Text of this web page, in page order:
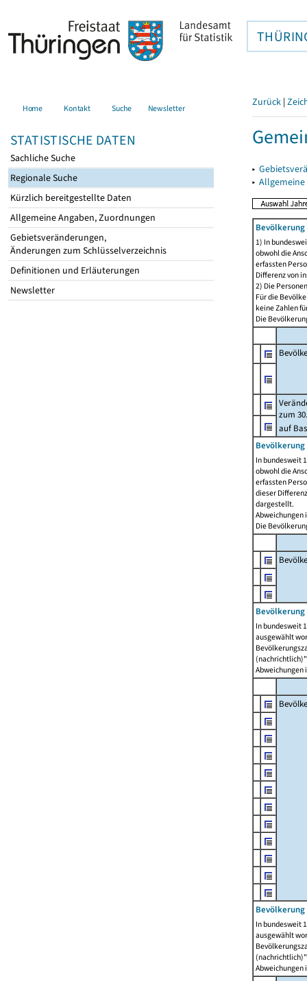
Home Kontakt Suche Newsletter
STATISTISCHE DATEN
Sachliche Suche
Regionale Suche
Kürzlich bereitgestellte Daten
Allgemeine Angaben, Zuordnungen
Gebietsveränderungen,
Änderungen zum Schlüsselverzeichnis
Definitionen und Erläuterungen
Newsletter
Zurück |
▸
▸
1) In
obwohl die
erfassten
Differenz von
2) Die
Für die
keine Zahlen
Die
zum
auf
Bevölkerung
In bundesweit
obwohl die
erfassten
dieser
dargestellt.
Abweichungen
Die
In bundesweit
ausgewählt
Abweichungen
In bundesweit
ausgewählt
Abweichungen